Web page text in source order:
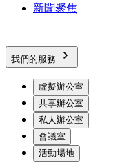
新聞聚焦
我們的服務
虛擬辦公室
共享辦公室
私人辦公室
會議室
活動場地